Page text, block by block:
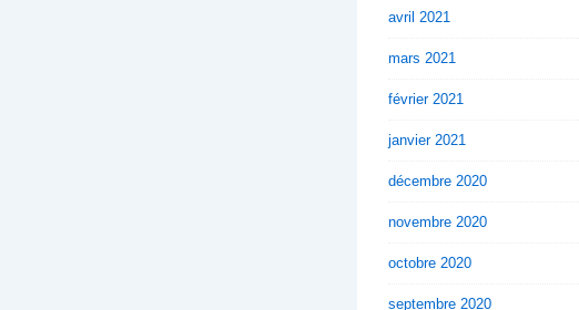
avril 2021
mars 2021
février 2021
janvier 2021
décembre 2020
novembre 2020
octobre 2020
septembre 2020